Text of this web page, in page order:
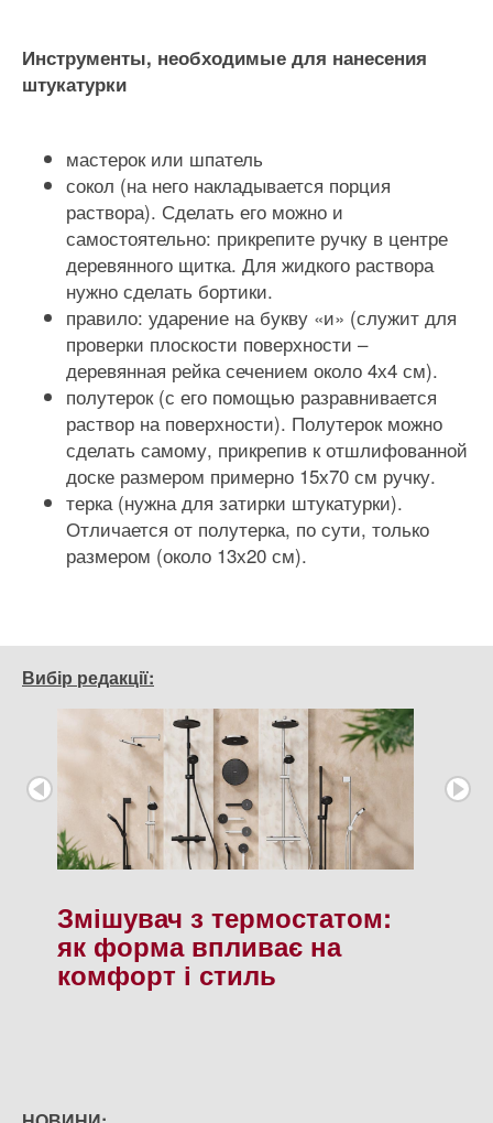
Инструменты, необходимые для нанесения
штукатурки
мастерок или шпатель
сокол (на него накладывается порция
раствора). Сделать его можно и
самостоятельно: прикрепите ручку в центре
деревянного щитка. Для жидкого раствора
нужно сделать бортики.
правило: ударение на букву «и» (служит для
проверки плоскости поверхности –
деревянная рейка сечением около 4х4 см).
полутерок (с его помощью разравнивается
раствор на поверхности). Полутерок можно
сделать самому, прикрепив к отшлифованной
доске размером примерно 15х70 см ручку.
терка (нужна для затирки штукатурки).
Отличается от полутерка, по сути, только
размером (около 13х20 см).
Вибір редакції:
Змішувач з термостатом:
як форма впливає на
комфорт і стиль